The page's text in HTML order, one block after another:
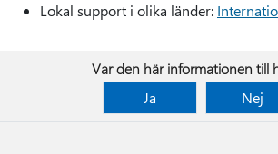
Lokal support i olika länder:
Var den här informationen till
Ja
Nej